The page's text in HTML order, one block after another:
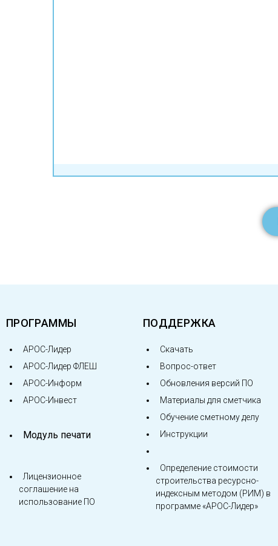
ПРОГРАММЫ
АРОС-Лидер
АРОС-Лидер ФЛЕШ
АРОС-Информ
АРОС-Инвест
Модуль печати
Лицензионное
соглашение на
использование ПО
ПОДДЕРЖКА
Скачать
Вопрос-ответ
Обновления версий ПО
Материалы для сметчика
Обучение сметному делу
Инструкции
Определение стоимости
строительства ресурсно-
индексным методом (РИМ) в
программе «АРОС-Лидер»